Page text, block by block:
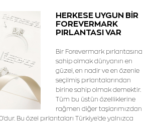
HERKESE UYGUN BİR
FOREVERMARK
PIRLANTASI VAR
Bir Forevermark pırlantasına
sahip olmak dünyanın en
güzel, en nadir ve en özenle
seçilmiş pırlantalarından
birine sahip olmak demektir.
Tüm bu üstün özelliklerine
rağmen diğer taşlarımızdan
Bu özel pırlantaları Türkiye'de yalnızca